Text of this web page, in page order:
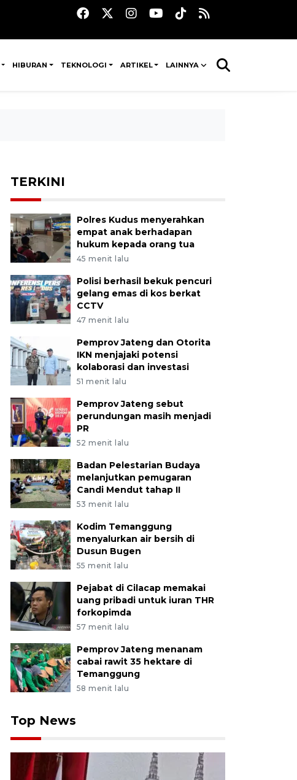
HIBURAN TEKNOLOGI ARTIKEL LAINNYA
TERKINI
Polres Kudus menyerahkan
empat anak berhadapan
hukum kepada orang tua
45 menit lalu
Polisi berhasil bekuk pencuri
gelang emas di kos berkat
CCTV
47 menit lalu
Pemprov Jateng dan Otorita
IKN menjajaki potensi
kolaborasi dan investasi
51 menit lalu
Pemprov Jateng sebut
perundungan masih menjadi
PR
52 menit lalu
Badan Pelestarian Budaya
melanjutkan pemugaran
Candi Mendut tahap II
53 menit lalu
Kodim Temanggung
menyalurkan air bersih di
Dusun Bugen
55 menit lalu
Pejabat di Cilacap memakai
uang pribadi untuk iuran THR
forkopimda
57 menit lalu
Pemprov Jateng menanam
cabai rawit 35 hektare di
Temanggung
58 menit lalu
Top News